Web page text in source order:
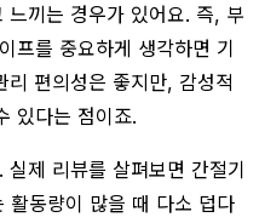
느끼는 경우가 있어요. 즉, 부
프를 중요하게 생각하면 기
리 편의성은 좋지만, 감성적
있다는 점이죠.
제 리뷰를 살펴보면 간절기
활동량이 많을 때 다소 덥다